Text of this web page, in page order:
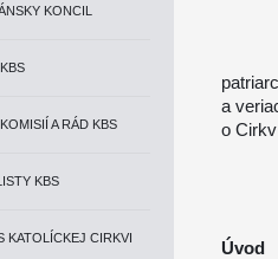
KONCIL
A RÁD KBS
KBS
KATOLÍCKEJ CIRKVI
a
o
Úvod